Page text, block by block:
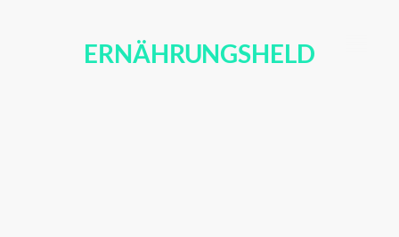
ERNÄHRUNGSHELD